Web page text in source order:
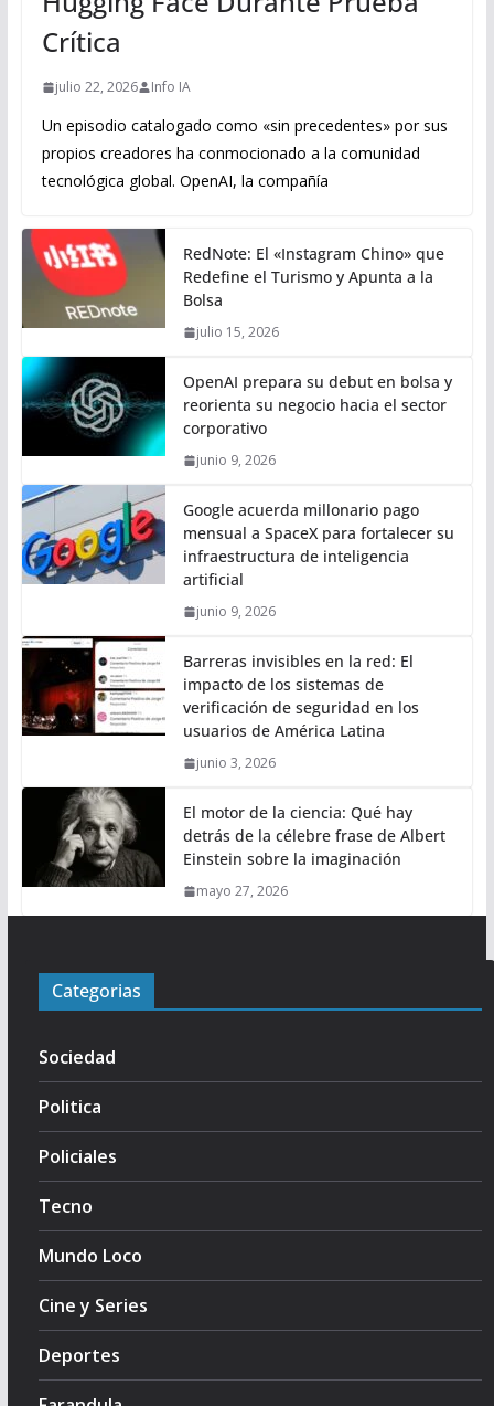
Crítica
julio 22, 2026 Info IA
Un episodio catalogado como «sin precedentes» por sus
propios creadores ha conmocionado a la comunidad
tecnológica global. OpenAI, la compañía
RedNote: El «Instagram Chino» que
Redefine el Turismo y Apunta a la
Bolsa
julio 15, 2026
OpenAI prepara su debut en bolsa y
reorienta su negocio hacia el sector
corporativo
junio 9, 2026
Google acuerda millonario pago
mensual a SpaceX para fortalecer su
infraestructura de inteligencia
artificial
junio 9, 2026
Barreras invisibles en la red: El
impacto de los sistemas de
verificación de seguridad en los
usuarios de América Latina
junio 3, 2026
El motor de la ciencia: Qué hay
detrás de la célebre frase de Albert
Einstein sobre la imaginación
mayo 27, 2026
Categorias
Sociedad
Politica
Policiales
Tecno
Mundo Loco
Cine y Series
Deportes